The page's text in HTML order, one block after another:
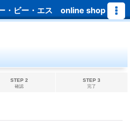
・ビー・エス online shop
STEP 2
確認
STEP 3
完了